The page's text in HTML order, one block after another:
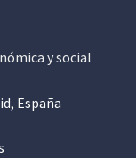
y social
España